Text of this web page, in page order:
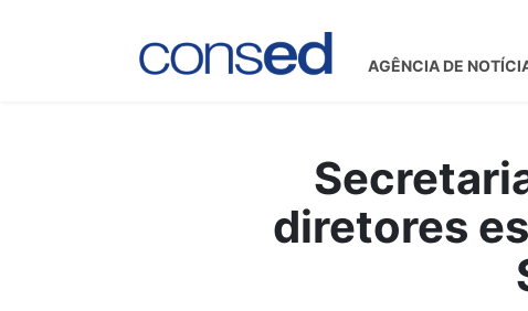
AGÊNCIA DE
diretores